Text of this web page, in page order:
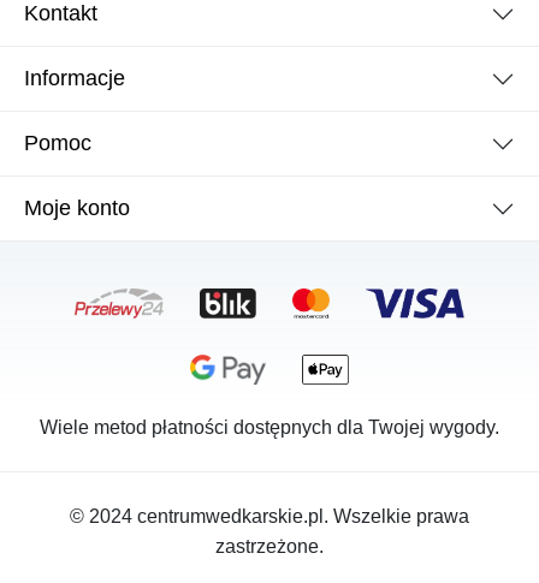
Kontakt
Informacje
Pomoc
Moje konto
Wiele metod płatności dostępnych dla Twojej wygody.
© 2024 centrumwedkarskie.pl. Wszelkie prawa
zastrzeżone.